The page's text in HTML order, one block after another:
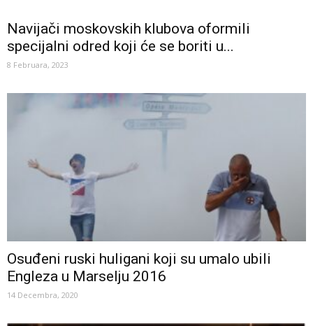
Navijači moskovskih klubova oformili
specijalni odred koji će se boriti u...
8 Februara, 2023
Osuđeni ruski huligani koji su umalo ubili
Engleza u Marselju 2016
14 Decembra, 2020